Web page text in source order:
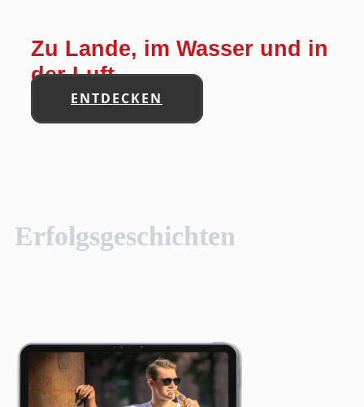
Zu Lande, im Wasser und in
der Luft.
ENTDECKEN
Erfolgsgeschichten